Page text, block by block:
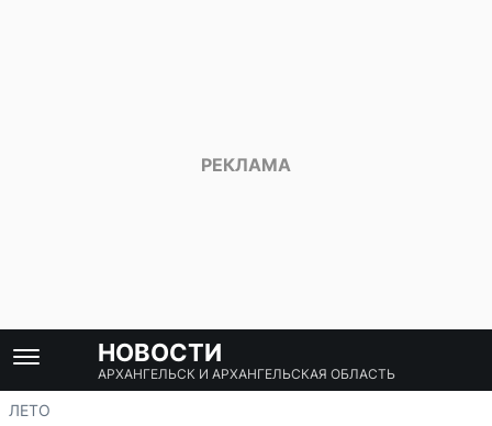
НОВОСТИ
АРХАНГЕЛЬСК И АРХАНГЕЛЬСКАЯ ОБЛАСТЬ
ЛЕТО